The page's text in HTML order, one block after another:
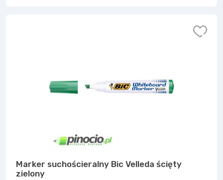
Marker suchościeralny Bic Velleda ścięty
zielony